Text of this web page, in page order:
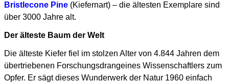
Bristlecone Pine (Kiefernart) – die ältesten Exemplare sind
über 3000 Jahre alt.
Der älteste Baum der Welt
Die älteste Kiefer fiel im stolzen Alter von 4.844 Jahren dem
übertriebenen Forschungsdrangeines Wissenschaftlers zum
Opfer. Er sägt dieses Wunderwerk der Natur 1960 einfach